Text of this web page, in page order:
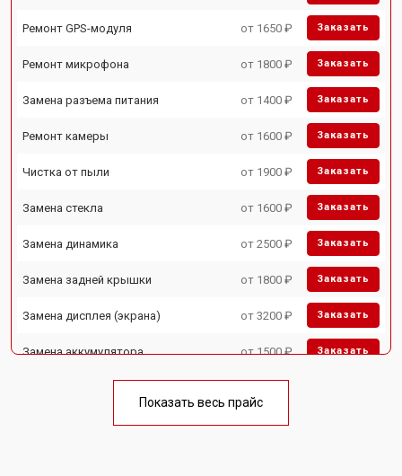
Ремонт GPS-модуля от 1650 ₽ Заказать
Ремонт микрофона от 1800 ₽ Заказать
Замена разъема питания от 1400 ₽ Заказать
Ремонт камеры от 1600 ₽ Заказать
Чистка от пыли от 1900 ₽ Заказать
Замена стекла от 1600 ₽ Заказать
Замена динамика от 2500 ₽ Заказать
Замена задней крышки от 1800 ₽ Заказать
Замена дисплея (экрана) от 3200 ₽ Заказать
Замена аккумулятора от 1500 ₽ Заказать
Замена материнской платы от 3200 ₽
Показать весь прайс